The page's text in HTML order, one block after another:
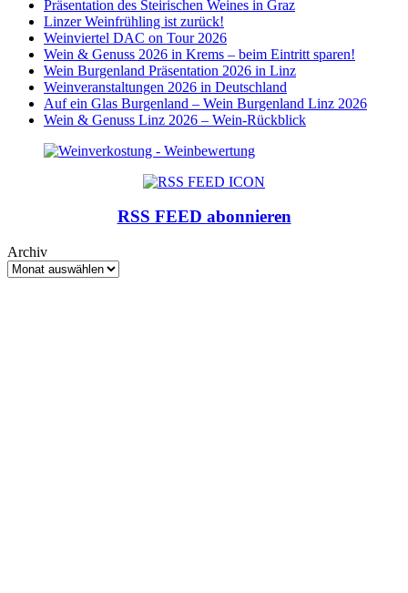
Präsentation des Steirischen Weines in Graz
Linzer Weinfrühling ist zurück!
Weinviertel DAC on Tour 2026
Wein & Genuss 2026 in Krems – beim Eintritt sparen!
Wein Burgenland Präsentation 2026 in Linz
Weinveranstaltungen 2026 in Deutschland
Auf ein Glas Burgenland – Wein Burgenland Linz 2026
Wein & Genuss Linz 2026 – Wein-Rückblick
RSS FEED abonnieren
Archiv